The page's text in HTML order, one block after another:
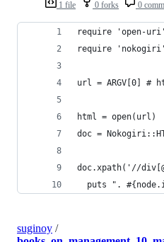
1 file 0 forks 0
require 'open-uri'
require 'nokogiri'
url = ARGV[0] #
html = open(url)
doc =
doc.xpath('//
puts ".
suginoy /